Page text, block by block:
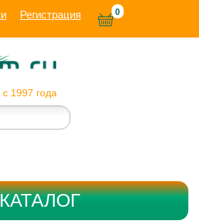
Регистрация 0
1997 года
КАТАЛОГ